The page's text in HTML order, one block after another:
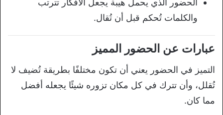
والكلمات تُحكم قبل أن تُقال.
عبارات عن الحضور المميز
التميز في الحضور يعني أن تكون مختلفًا بطريقة تُضيف لا
تُقلل، وأن تترك في كل مكان تزوره شيئًا يجعله أفضل
مما كان.